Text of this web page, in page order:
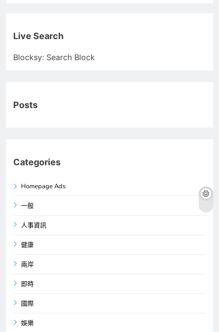
Live Search
Blocksy: Search Block
Posts
Categories
Homepage Ads
一般
人事資訊
健康
兩岸
即時
國際
娛樂